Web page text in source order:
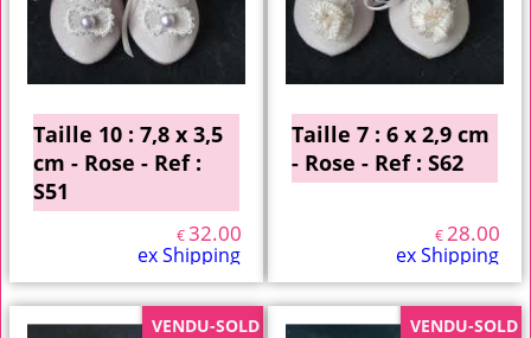
Taille 10 : 7,8 x 3,5
cm - Rose - Ref :
S51
€32.00
ex Shipping
Taille 7 : 6 x 2,9 cm
- Rose - Ref : S62
€28.00
ex Shipping
VENDU-SOLD VENDU-SOLD